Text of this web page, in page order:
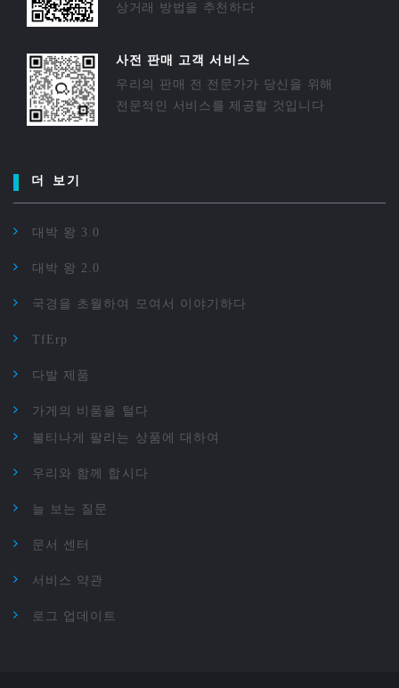
상거래 방법을 추천하다
사전 판매 고객 서비스
우리의 판매 전 전문가가 당신을 위해
전문적인 서비스를 제공할 것입니다
더 보기
대박 왕 3.0
대박 왕 2.0
국경을 초월하여 모여서 이야기하다
TfErp
다발 제품
가게의 비품을 털다
불티나게 팔리는 상품에 대하여
우리와 함께 합시다
늘 보는 질문
문서 센터
서비스 약관
로그 업데이트